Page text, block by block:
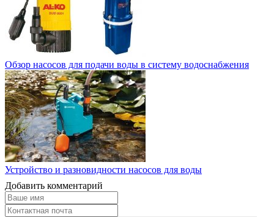
Обзор насосов для подачи воды в систему водоснабжения
Устройство и разновидности насосов для воды
Добавить комментарий